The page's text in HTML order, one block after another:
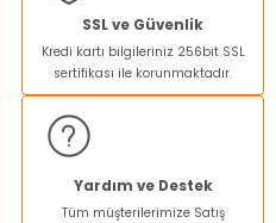
görüntülenemiyor.
bulunuyor.
pahalı.
olmalı.
SSL ve Güvenlik
Kredi kartı bilgileriniz 256bit SSL
sertifikası ile korunmaktadır.
Yardım ve Destek
Tüm müşterilerimize Satış